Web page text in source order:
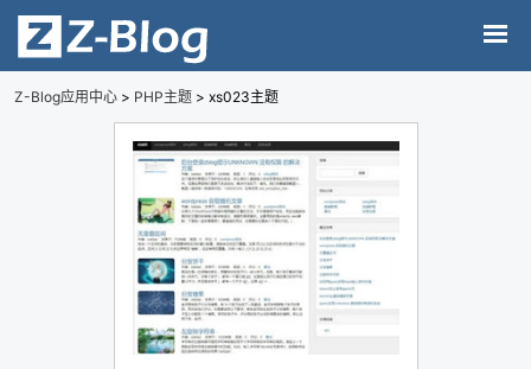
Z-Blog应用中心 > PHP主题 > xs023主题